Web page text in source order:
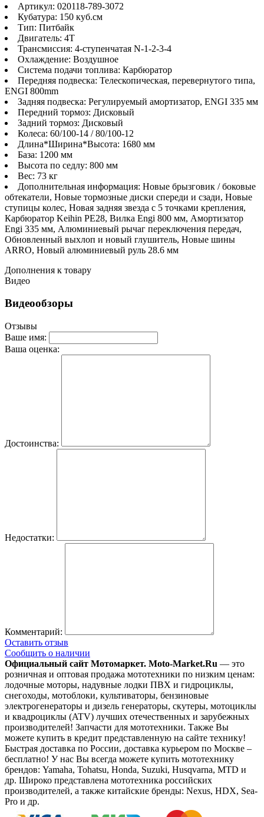
Артикул: 020118-789-3072
Кубатура: 150 куб.см
Тип: Питбайк
Двигатель: 4T
Трансмиссия: 4-ступенчатая N-1-2-3-4
Охлаждение: Воздушное
Система подачи топлива: Карбюратор
Передняя подвеска: Телескопическая, перевернутого типа,
ENGI 800mm
Задняя подвеска: Регулируемый амортизатор, ENGI 335 мм
Передний тормоз: Дисковый
Задний тормоз: Дисковый
Колеса: 60/100-14 / 80/100-12
Длина*Ширина*Высота: 1680 мм
База: 1200 мм
Высота по седлу: 800 мм
Вес: 73 кг
Дополнительная информация: Новые брызговик / боковые
обтекатели, Новые тормозные диски спереди и сзади, Новые
ступицы колес, Новая задняя звезда с 5 точками крепления,
Карбюратор Keihin PE28, Вилка Engi 800 мм, Амортизатор
Engi 335 мм, Алюминиевый рычаг переключения передач,
Обновленный выхлоп и новый глушитель, Новые шины
ARRO, Новый алюминиевый руль 28.6 мм
Дополнения к товару
Видео
Видеообзоры
Отзывы
Ваше имя:
Ваша оценка:
Достоинства:
Недостатки:
Комментарий:
Оставить отзыв
Сообщить о наличии
Официальный сайт Мотомаркет. Moto-Market.Ru — это
розничная и оптовая продажа мототехники по низким ценам:
лодочные моторы, надувные лодки ПВХ и гидроциклы,
снегоходы, мотоблоки, культиваторы, бензиновые
электрогенераторы и дизель генераторы, скутеры, мотоциклы
и квадроциклы (ATV) лучших отечественных и зарубежных
производителей! Запчасти для мототехники. Также Вы
можете купить в кредит представленную на сайте технику!
Быстрая доставка по России, доставка курьером по Москве –
бесплатно! У нас Вы всегда можете купить мототехнику
брендов: Yamaha, Tohatsu, Honda, Suzuki, Husqvarna, MTD и
др. Широко представлена мототехника российских
производителей, а также китайские бренды: Nexus, HDX, Sea-
Pro и др.